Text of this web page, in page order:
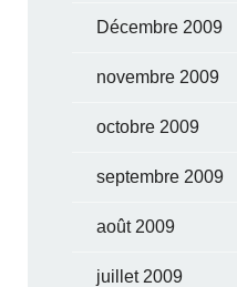
Décembre 2009
novembre 2009
octobre 2009
septembre 2009
août 2009
juillet 2009